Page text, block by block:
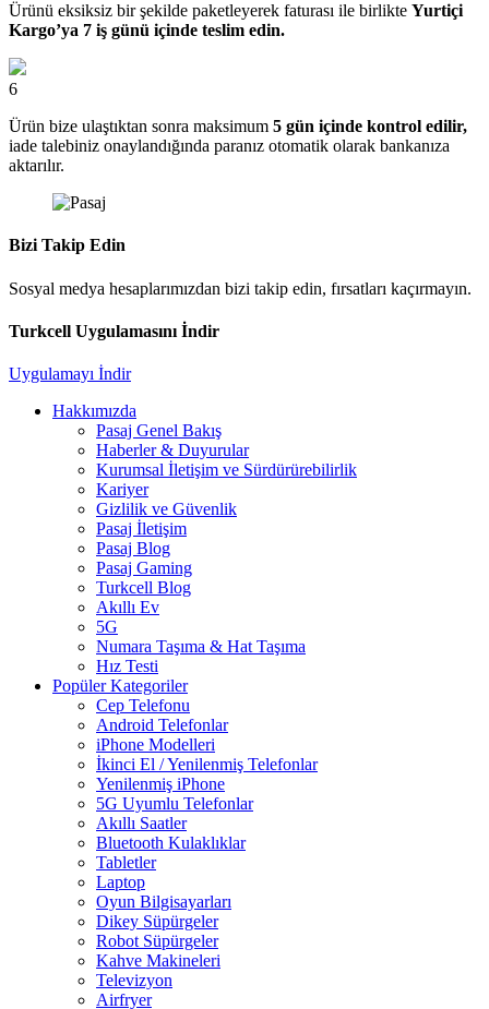
Ürünü eksiksiz bir şekilde paketleyerek faturası ile birlikte Yurtiçi
Kargo’ya 7 iş günü içinde teslim edin.
6
Ürün bize ulaştıktan sonra maksimum 5 gün içinde kontrol edilir,
iade talebiniz onaylandığında paranız otomatik olarak bankanıza
aktarılır.
Bizi Takip Edin
Sosyal medya hesaplarımızdan bizi takip edin, fırsatları kaçırmayın.
Turkcell Uygulamasını İndir
Uygulamayı İndir
Hakkımızda
Pasaj Genel Bakış
Haberler & Duyurular
Kurumsal İletişim ve Sürdürürebilirlik
Kariyer
Gizlilik ve Güvenlik
Pasaj İletişim
Pasaj Blog
Pasaj Gaming
Turkcell Blog
Akıllı Ev
5G
Numara Taşıma & Hat Taşıma
Hız Testi
Popüler Kategoriler
Cep Telefonu
Android Telefonlar
iPhone Modelleri
İkinci El / Yenilenmiş Telefonlar
Yenilenmiş iPhone
5G Uyumlu Telefonlar
Akıllı Saatler
Bluetooth Kulaklıklar
Tabletler
Laptop
Oyun Bilgisayarları
Dikey Süpürgeler
Robot Süpürgeler
Kahve Makineleri
Televizyon
Airfryer